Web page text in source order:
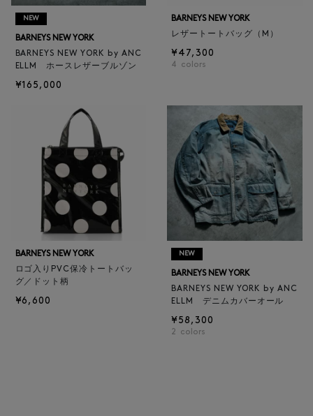
NEW
BARNEYS NEW YORK
BARNEYS NEW YORK by ANC
ELLM ホースレザーブルゾン
¥165,000
BARNEYS NEW YORK
レザートートバッグ（M）
¥47,300
4 colors
BARNEYS NEW YORK
ロゴ入りPVC保冷トートバッ
グ／ドット柄
¥6,600
NEW
BARNEYS NEW YORK
BARNEYS NEW YORK by ANC
ELLM デニムカバーオール
¥58,300
2 colors